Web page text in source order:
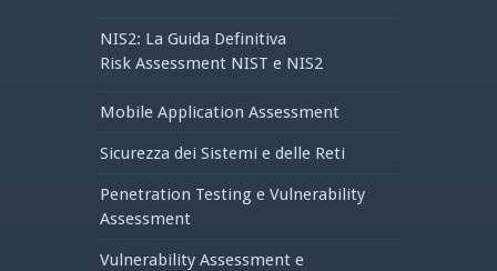
NIS2: La Guida Definitiva
Risk Assessment NIST e NIS2
Mobile Application Assessment
Sicurezza dei Sistemi e delle Reti
Penetration Testing e Vulnerability
Assessment
Vulnerability Assessment e